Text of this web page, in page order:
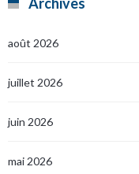
août 2026
juillet 2026
juin 2026
mai 2026